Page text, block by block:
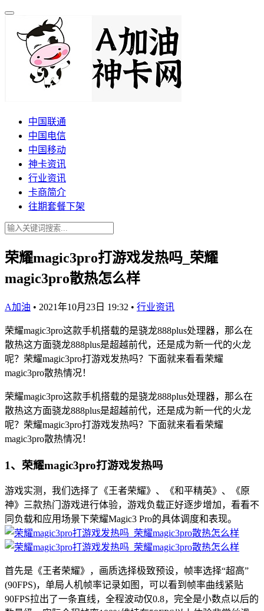
中国联通
中国电信
中国移动
神卡资讯
行业资讯
卡商简介
往期套餐下架
荣耀magic3pro打游戏发热吗_荣耀
magic3pro散热怎么样
A加油 • 2021年10月23日 19:32 • 行业资讯
荣耀magic3pro这款手机搭载的是骁龙888plus处理器，那么在
散热这方面骁龙888plus是超越前代，还是成为新一代的火龙
呢？荣耀magic3pro打游戏发热吗？下面就来看看荣耀
magic3pro散热情况！
荣耀magic3pro这款手机搭载的是骁龙888plus处理器，那么在
散热这方面骁龙888plus是超越前代，还是成为新一代的火龙
呢？荣耀magic3pro打游戏发热吗？下面就来看看荣耀
magic3pro散热情况！
1、荣耀magic3pro打游戏发热吗
游戏实测，我们选择了《王者荣耀》、《和平精英》、《原
神》三款热门游戏进行体验，游戏负载正好逐步增加，看看不
同负载和应用场景下荣耀Magic3 Pro的具体调度和表现。
首先是《王者荣耀》，画质选择极致预设，帧率选择“超高”
(90FPS)，单局人机帧率记录如图，可以看到帧率曲线紧贴
90FPS拉出了一条直线，全程波动仅0.8，完全是小数点以后的